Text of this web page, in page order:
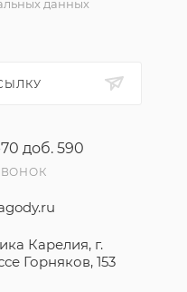
данных
доб. 590
Карелия, г.
Горняков, 153